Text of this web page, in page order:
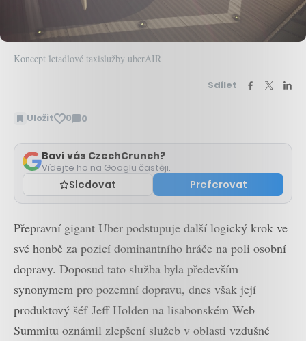
Koncept letadlové taxislužby uberAIR
Sdílet
Uložit 0 0
Zobrazit
Baví vás CzechCrunch?
Vídejte ho na Googlu častěji.
Sledovat Preferovat
Přepravní gigant Uber podstupuje další logický krok ve
své honbě za pozicí dominantního hráče na poli osobní
dopravy. Doposud tato služba byla především
synonymem pro pozemní dopravu, dnes však její
produktový šéf Jeff Holden na lisabonském Web
Summitu oznámil zlepšení služeb v oblasti vzdušné